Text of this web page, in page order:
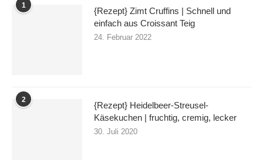
1
{Rezept} Zimt Cruffins | Schnell und
einfach aus Croissant Teig
24. Februar 2022
2
{Rezept} Heidelbeer-Streusel-
Käsekuchen | fruchtig, cremig, lecker
30. Juli 2020